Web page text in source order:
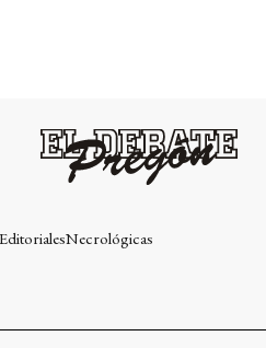
EditorialesNecrológicas